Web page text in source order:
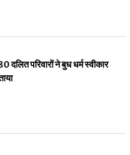
दलित परिवारों ने बुध धर्म स्वीकार